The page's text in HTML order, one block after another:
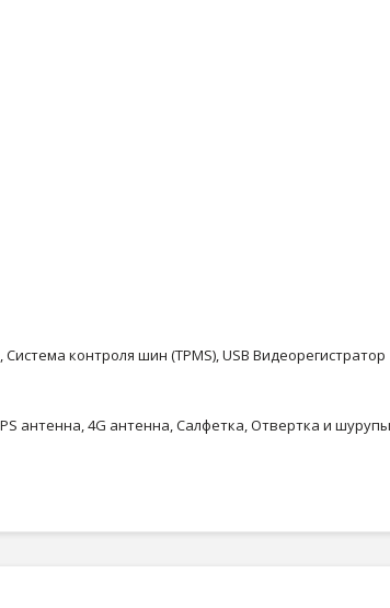
контроля шин (TPMS), USB Видеорегистратор
4G антенна, Салфетка, Отвертка и